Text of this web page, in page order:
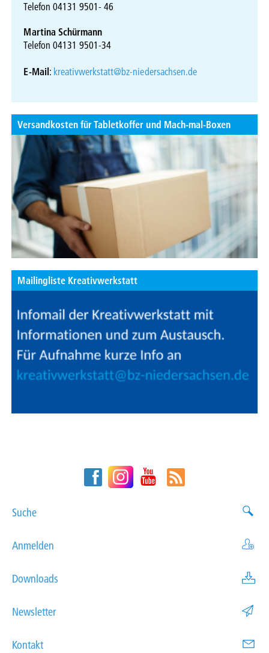
Telefon 04131 9501- 46
Martina Schürmann
Telefon 04131 9501-34
E-Mail: kreativwerkstatt@bz-niedersachsen.de
Versandkosten für Tabletkoffer und Mach-mal-Boxen
Mailingliste Kreativwerkstatt
Suche
Anmelden
Downloads
Newsletter
Kontakt